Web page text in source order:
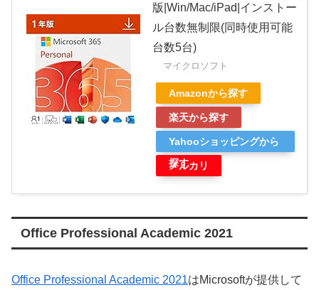
版|Win/Mac/iPad|インストー
ル台数無制限(同時使用可能
台数5台)
マイクロソフト
Amazonから探す
楽天から探す
Yahooショッピングから
探す
メルカリ
Office Professional Academic 2021
Office Professional Academic 2021はMicrosoftが提供して